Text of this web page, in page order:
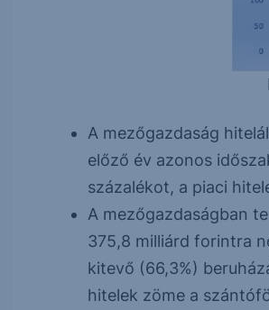
A mezőgazdaság
előző év azonos
százalékot, a piaci
A mezőgazdaságban
375,8 milliárd forintra
kitevő (66,3%)
hitelek zöme a